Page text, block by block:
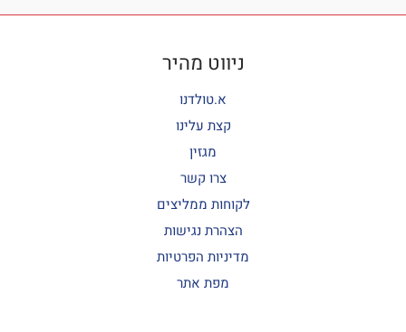
ניווט מהיר
א.טולדנו
קצת עלינו
מגזין
צרו קשר
לקוחות ממליצים
הצהרת נגישות
מדיניות הפרטיות
מפת אתר